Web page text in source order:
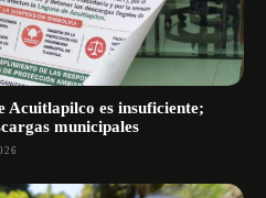
Acuitlapilco es insuficiente;
municipales